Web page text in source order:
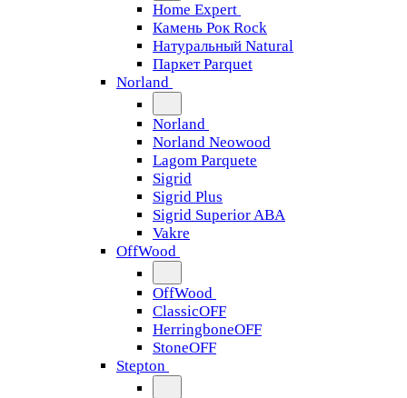
Home Expert
Камень Рок Rock
Натуральный Natural
Паркет Parquet
Norland
Norland
Norland Neowood
Lagom Parquete
Sigrid
Sigrid Plus
Sigrid Superior ABA
Vakre
OffWood
OffWood
ClassicOFF
HerringboneOFF
StoneOFF
Stepton